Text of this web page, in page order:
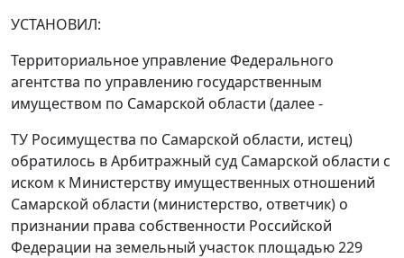
УСТАНОВИЛ:
Территориальное управление Федерального
агентства по управлению государственным
имуществом по Самарской области (далее -
ТУ Росимущества по Самарской области, истец)
обратилось в Арбитражный суд Самарской области с
иском к Министерству имущественных отношений
Самарской области (министерство, ответчик) о
признании права собственности Российской
Федерации на земельный участок площадью 229